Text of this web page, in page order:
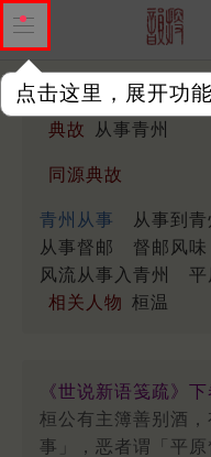
点击这里，展开功
典故 从事青州
同源典故
青州从事 从事到青
从事督邮
督邮风味
风流从事入青州
平
相关人物 桓温
《世说新语笺疏》
桓公有主簿善别酒
事」，恶者谓「平